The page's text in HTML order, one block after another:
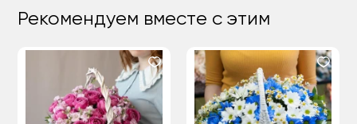
Рекомендуем вместе с этим